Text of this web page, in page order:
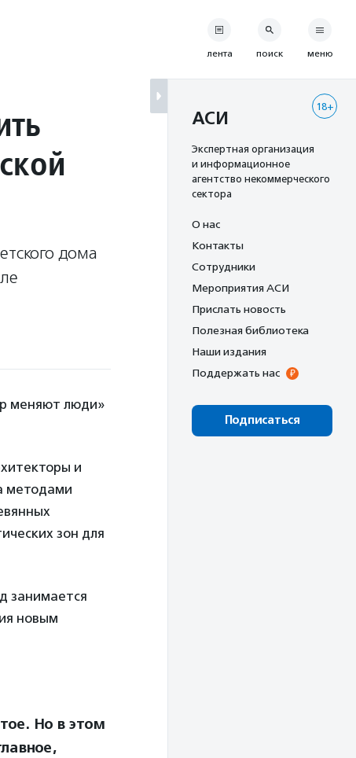
дома
меняют люди»
и
методами
зон для
занимается
новым
Но в этом
лента поиск меню
18+
АСИ
Экспертная организация
и информационное
агентство некоммерческого
сектора
О нас
Контакты
Сотрудники
Мероприятия АСИ
Прислать новость
Полезная библиотека
Наши издания
Поддержать нас
Подписаться